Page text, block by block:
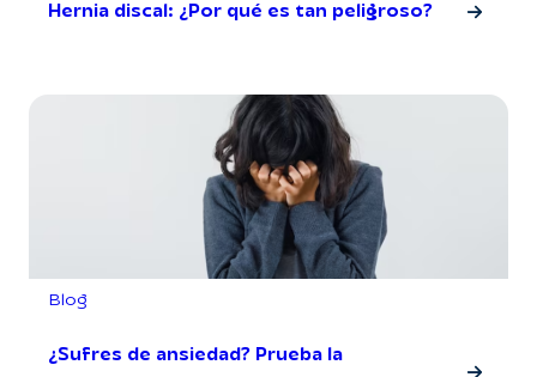
Hernia discal: ¿Por qué es tan peligroso?
Blog
¿Sufres de ansiedad? Prueba la